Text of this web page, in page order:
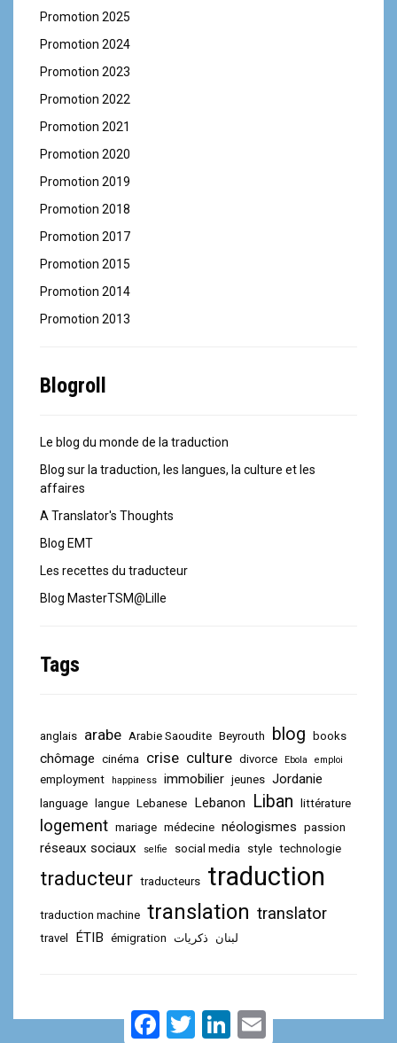
Promotion 2025
Promotion 2024
Promotion 2023
Promotion 2022
Promotion 2021
Promotion 2020
Promotion 2019
Promotion 2018
Promotion 2017
Promotion 2015
Promotion 2014
Promotion 2013
Blogroll
Le blog du monde de la traduction
Blog sur la traduction, les langues, la culture et les
affaires
A Translator's Thoughts
Blog EMT
Les recettes du traducteur
Blog MasterTSM@Lille
Tags
anglais arabe Arabie Saoudite Beyrouth blog books
chômage cinéma crise culture divorce Ebola emploi
employment happiness immobilier jeunes Jordanie
language langue Lebanese Lebanon Liban littérature
logement mariage médecine néologismes passion
réseaux sociaux selfie social media style technologie
traducteur traducteurs traduction
traduction machine translation translator
travel ÉTIB émigration ذكريات لبنان
T